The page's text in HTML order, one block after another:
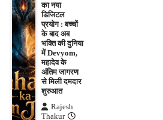
का नया
डिजिटल
प्रयोग : बच्चों
के बाद अब
भक्ति की दुनिया
में Devyom,
महादेव के
अंतिम जागरण
से मिली दमदार
शुरुआत
Rajesh
Thakur